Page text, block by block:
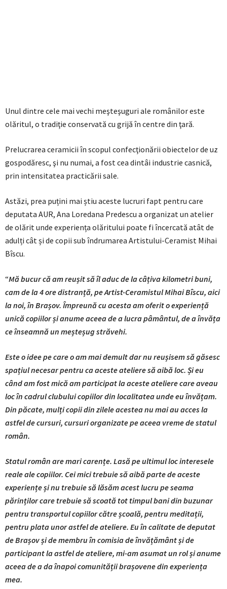
Unul dintre cele mai vechi meşteşuguri ale românilor este
olăritul, o tradiţie conservată cu grijă în centre din ţară.
Prelucrarea ceramicii în scopul confecţionării obiectelor de uz
gospodăresc, şi nu numai, a fost cea dintâi industrie casnică,
prin intensitatea practicării sale.
Astăzi, prea puțini mai știu aceste lucruri fapt pentru care
deputata AUR, Ana Loredana Predescu a organizat un atelier
de olărit unde experiența olăritului poate fi încercată atât de
adulți cât și de copii sub îndrumarea Artistului-Ceramist Mihai
Bîscu.
“Mă bucur că am reușit să îl aduc de la câțiva kilometri buni,
cam de la 4 ore distranță, pe Artist-Ceramistul Mihai Bîscu, aici
la noi, în Brașov. Împreună cu acesta am oferit o experiență
unică copiilor și anume aceea de a lucra pâmântul, de a învăța
ce înseamnă un meșteșug străvehi.
Este o idee pe care o am mai demult dar nu reușisem să găsesc
spațiul necesar pentru ca aceste ateliere să aibă loc. Și eu
când am fost mică am participat la aceste ateliere care aveau
loc în cadrul clubului copiilor din localitatea unde eu învățam.
Din păcate, mulți copii din zilele acestea nu mai au acces la
astfel de cursuri, cursuri organizate pe aceea vreme de statul
român.
Statul român are mari carențe. Lasă pe ultimul loc interesele
reale ale copiilor. Cei mici trebuie să aibă parte de aceste
experiențe și nu trebuie să lăsăm acest lucru pe seama
părinților care trebuie să scoată tot timpul bani din buzunar
pentru transportul copiilor către școală, pentru meditații,
pentru plata unor astfel de ateliere. Eu în calitate de deputat
de Brașov și de membru în comisia de învățământ și de
participant la astfel de ateliere, mi-am asumat un rol și anume
aceea de a da înapoi comunității brașovene din experiența
mea.